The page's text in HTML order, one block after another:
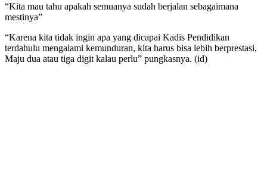
“Kita mau tahu apakah semuanya sudah berjalan sebagaimana
mestinya”
“Karena kita tidak ingin apa yang dicapai Kadis Pendidikan
terdahulu mengalami kemunduran, kita harus bisa lebih berprestasi,
Maju dua atau tiga digit kalau perlu” pungkasnya. (id)